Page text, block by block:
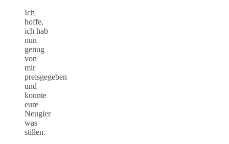
Ich
hoffe,
ich hab
nun
genug
von
mir
preisgegeben
und
konnte
eure
Neugier
was
stillen.